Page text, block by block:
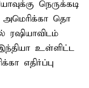
நெருக்கடி
அமெரிக்கா தொ
ரஷியாவிடம்
உள்ளிட்ட
எதிர்ப்பு